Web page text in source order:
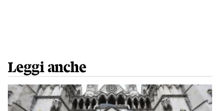
Leggi anche